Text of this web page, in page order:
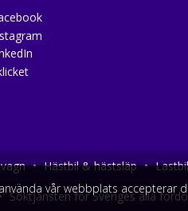
• Hästbil & hästsläp • Lastbil
• Söktjänsten för Sveriges alla
vår webbplats accepterar